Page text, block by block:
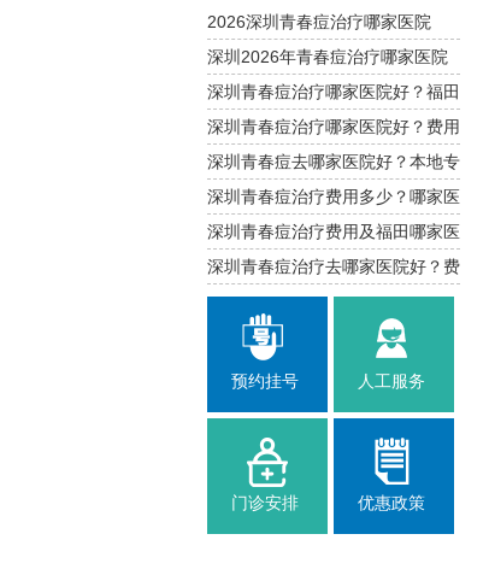
2026深圳青春痘治疗哪家医院
好？福田区专业解析
深圳2026年青春痘治疗哪家医院
好？福田南山推荐
深圳青春痘治疗哪家医院好？福田
南山费用参考
深圳青春痘治疗哪家医院好？费用
与攻略
深圳青春痘去哪家医院好？本地专
业治疗指南
深圳青春痘治疗费用多少？哪家医
院靠谱
深圳青春痘治疗费用及福田哪家医
院口碑好
深圳青春痘治疗去哪家医院好？费
用与建议
预约挂号 人工服务
门诊安排 优惠政策